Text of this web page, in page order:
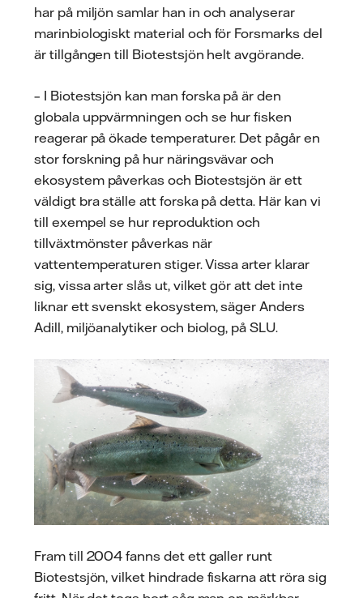
har på miljön samlar han in och analyserar
marinbiologiskt material och för Forsmarks del
är tillgången till Biotestsjön helt avgörande.
– I Biotestsjön kan man forska på är den
globala uppvärmningen och se hur fisken
reagerar på ökade temperaturer. Det pågår en
stor forskning på hur näringsvävar och
ekosystem påverkas och Biotestsjön är ett
väldigt bra ställe att forska på detta. Här kan vi
till exempel se hur reproduktion och
tillväxtmönster påverkas när
vattentemperaturen stiger. Vissa arter klarar
sig, vissa arter slås ut, vilket gör att det inte
liknar ett svenskt ekosystem, säger Anders
Adill, miljöanalytiker och biolog, på SLU.
Fram till 2004 fanns det ett galler runt
Biotestsjön, vilket hindrade fiskarna att röra sig